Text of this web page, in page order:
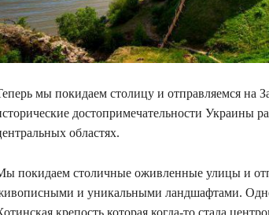
мы покидаем столицу и отправляемся на
достопримечательности Украины
областях.
покидаем столичные оживленные улицы и
и уникальными ландшафтами. Одно
крепость которая когда-то стала